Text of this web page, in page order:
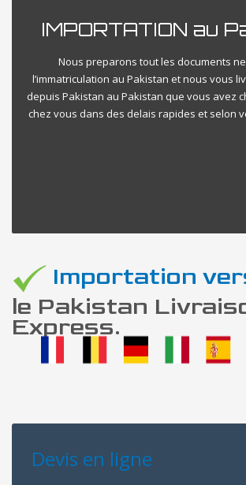
IMPORTATION au
Nous preparons tout les documents
l’immatriculation au Pakistan et nous vous
depuis Pakistan au Pakistan que vous avez
chez vous dans des delais rapides et selon
Importation
le Pakistan
Express.
Devis en ligne